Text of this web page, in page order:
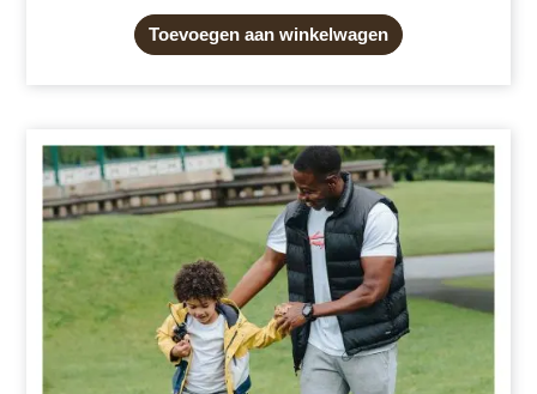
Toevoegen aan winkelwagen